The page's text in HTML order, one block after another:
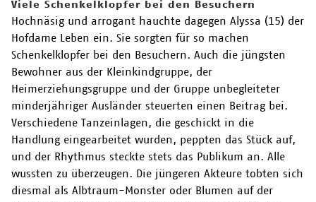
Viele Schenkelklopfer bei den Besuchern
Hochnäsig und arrogant hauchte dagegen Alyssa (15) der
Hofdame Leben ein. Sie sorgten für so machen
Schenkelklopfer bei den Besuchern. Auch die jüngsten
Bewohner aus der Kleinkindgruppe, der
Heimerziehungsgruppe und der Gruppe unbegleiteter
minderjähriger Ausländer steuerten einen Beitrag bei.
Verschiedene Tanzeinlagen, die geschickt in die
Handlung eingearbeitet wurden, peppten das Stück auf,
und der Rhythmus steckte stets das Publikum an. Alle
wussten zu überzeugen. Die jüngeren Akteure tobten sich
diesmal als Albtraum-Monster oder Blumen auf der